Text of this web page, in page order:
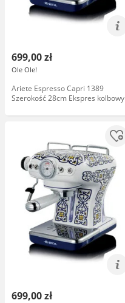
699,00 zł
Ole Ole!
Ariete Espresso Capri 1389
Szerokość 28cm Ekspres kolbowy
699,00 zł